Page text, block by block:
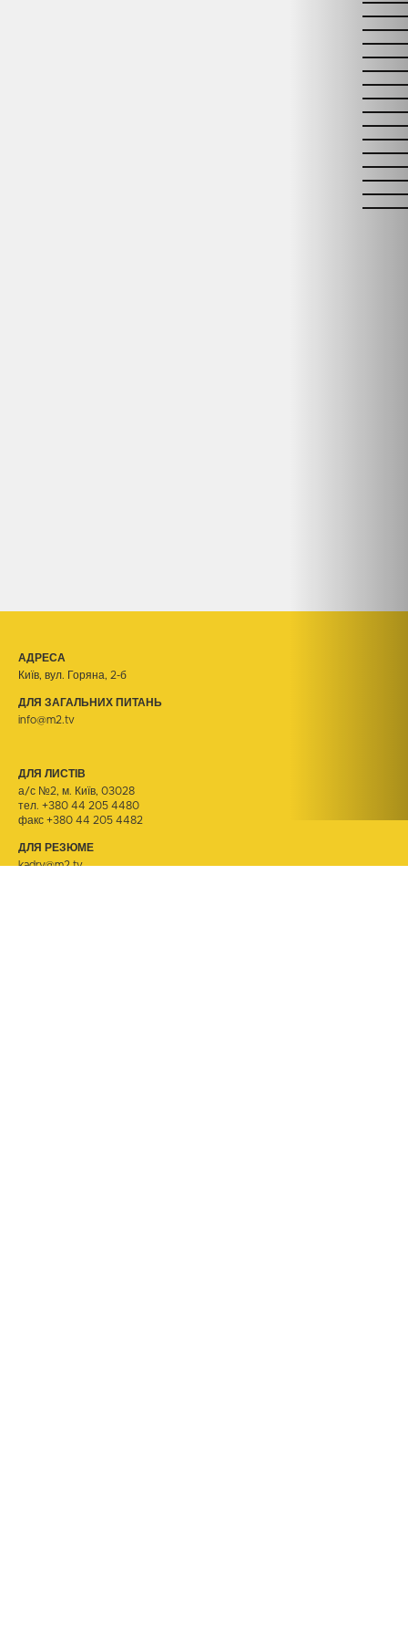
АДРЕСА
Київ, вул. Горяна, 2-б
ДЛЯ ЗАГАЛЬНИХ ПИТАНЬ
info@m2.tv
ДЛЯ ЛИСТІВ
а/с №2, м. Київ, 03028
тел. +380 44 205 4480
факс +380 44 205 4482
ДЛЯ РЕЗЮМЕ
kadry@m2.tv